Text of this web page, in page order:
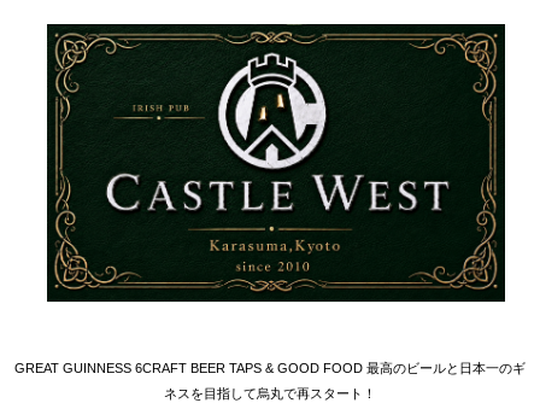
GREAT GUINNESS 6CRAFT BEER TAPS & GOOD FOOD 最高のビールと日本一のギ
ネスを目指して烏丸で再スタート！